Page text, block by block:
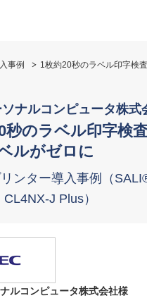
事例
1枚約20秒のラベル印字検
ナルコンピュータ株式
秒のラベル印字検
ルがゼロに
ンター導入事例（
J Plus）
ルコンピュータ株式会社様